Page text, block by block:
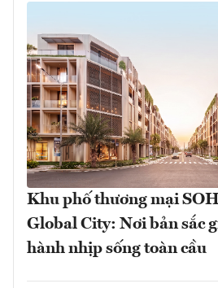
Khu phố thương mại
Global City: Nơi bản sắc
hành nhịp sống toàn cầu